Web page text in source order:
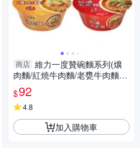
商店 維力一度贊碗麵系列(爌
肉麵/紅燒牛肉麵/老甕牛肉麵)(2
碗/組)【愛買】
$92
4.8
加入購物車